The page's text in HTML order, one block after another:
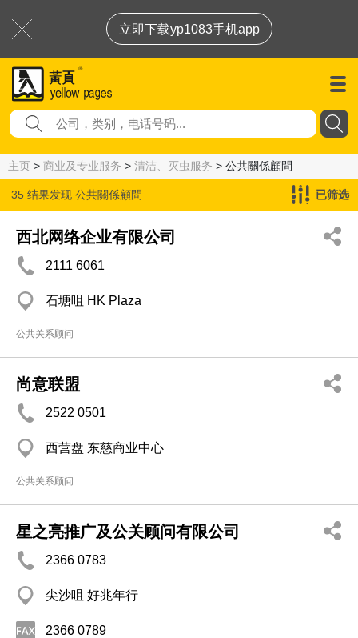
立即下载yp1083手机app
主页 > 商业及专业服务 > 清洁、灭虫服务 > 公共關係顧問
35 结果发现 公共關係顧問 已筛选
西北网络企业有限公司
2111 6061
石塘咀 HK Plaza
公共关系顾问
尚意联盟
2522 0501
西营盘 东慈商业中心
公共关系顾问
星之亮推广及公关顾问有限公司
2366 0783
尖沙咀 好兆年行
2366 0789